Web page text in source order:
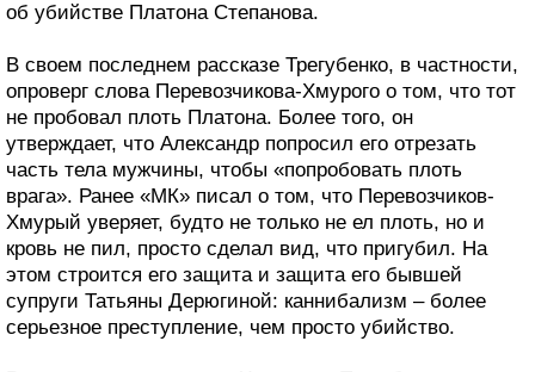
об убийстве Платона Степанова.
В своем последнем рассказе Трегубенко, в частности,
опроверг слова Перевозчикова-Хмурого о том, что тот
не пробовал плоть Платона. Более того, он
утверждает, что Александр попросил его отрезать
часть тела мужчины, чтобы «попробовать плоть
врага». Ранее «МК» писал о том, что Перевозчиков-
Хмурый уверяет, будто не только не ел плоть, но и
кровь не пил, просто сделал вид, что пригубил. На
этом строится его защита и защита его бывшей
супруги Татьяны Дерюгиной: каннибализм – более
серьезное преступление, чем просто убийство.